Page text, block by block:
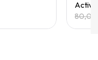
Active